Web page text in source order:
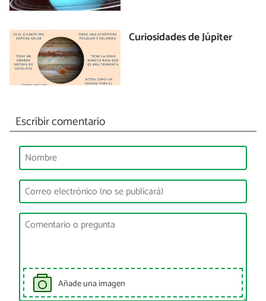
Curiosidades de Júpiter
Escribir comentario
Añade una imagen